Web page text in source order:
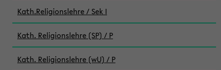
Kath.Religionslehre / Sek I
Kath. Religionslehre (SP) / P
Kath. Religionslehre (wU) / P